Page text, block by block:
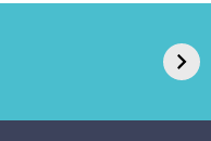
caso de superfungo